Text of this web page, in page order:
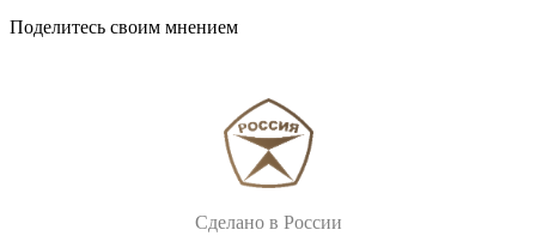
Поделитесь своим мнением
Сделано в России